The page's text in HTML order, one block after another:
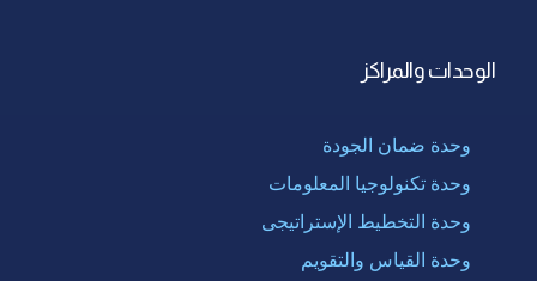
الوحدات والمراكز
وحدة ضمان الجودة
وحدة تكنولوجيا المعلومات
وحدة التخطيط الإستراتيجى
وحدة القياس والتقويم